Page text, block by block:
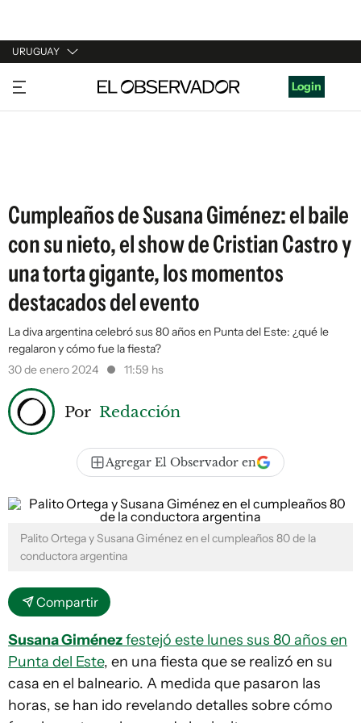
URUGUAY
URUGUAY
ARGENTINA
Login
Cumpleaños de Susana Giménez: el baile
con su nieto, el show de Cristian Castro y
una torta gigante, los momentos
destacados del evento
La diva argentina celebró sus 80 años en Punta del Este: ¿qué le
regalaron y cómo fue la fiesta?
30 de enero 2024
11:59 hs
Por Redacción
Agregar El Observador en
Palito Ortega y Susana Giménez en el cumpleaños 80 de la
conductora argentina
Compartir
Susana Giménezfestejó este lunes sus 80 años en
Punta del Este, en una fiesta que se realizó en su
casa en el balneario. A medida que pasaron las
horas, se han ido revelando detalles sobre cómo